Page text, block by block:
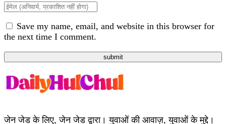
Save my name, email, and website in this browser for
the next time I comment.
submit
जेन जेड के लिए, जेन जेड द्वारा। युवाओं की आवाज़, युवाओं के मुद्दे।